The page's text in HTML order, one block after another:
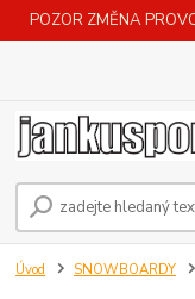
POZOR ZMĚNA
Úvod SNOWBOARDY